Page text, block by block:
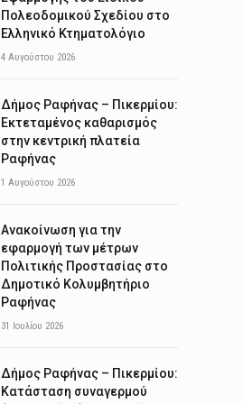
Πολεοδομικού Σχεδίου στο
Ελληνικό Κτηματολόγιο
4 Αυγούστου 2026
Δήμος Ραφήνας – Πικερμίου:
Εκτεταμένος καθαρισμός
στην κεντρική πλατεία
Ραφήνας
1 Αυγούστου 2026
Ανακοίνωση για την
εφαρμογή των μέτρων
Πολιτικής Προστασίας στο
Δημοτικό Κολυμβητήριο
Ραφήνας
31 Ιουλίου 2026
Δήμος Ραφήνας – Πικερμίου:
Κατάσταση συναγερμού